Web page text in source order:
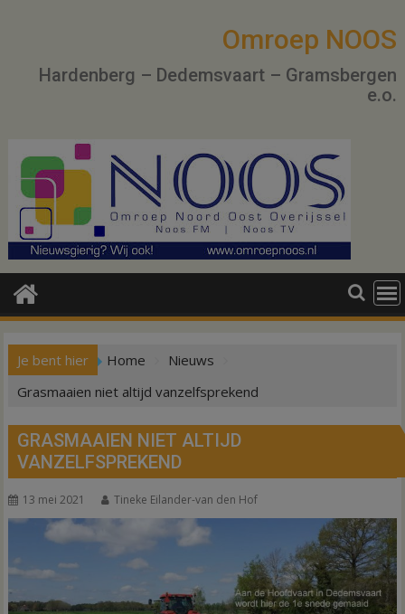
Omroep NOOS
Hardenberg – Dedemsvaart – Gramsbergen
e.o.
Je bent hier Home
Nieuws
Grasmaaien niet altijd vanzelfsprekend
GRASMAAIEN NIET ALTIJD
VANZELFSPREKEND
13 mei 2021 Tineke Eilander-van den Hof